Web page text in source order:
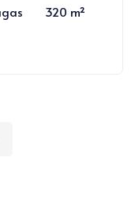
320 m²